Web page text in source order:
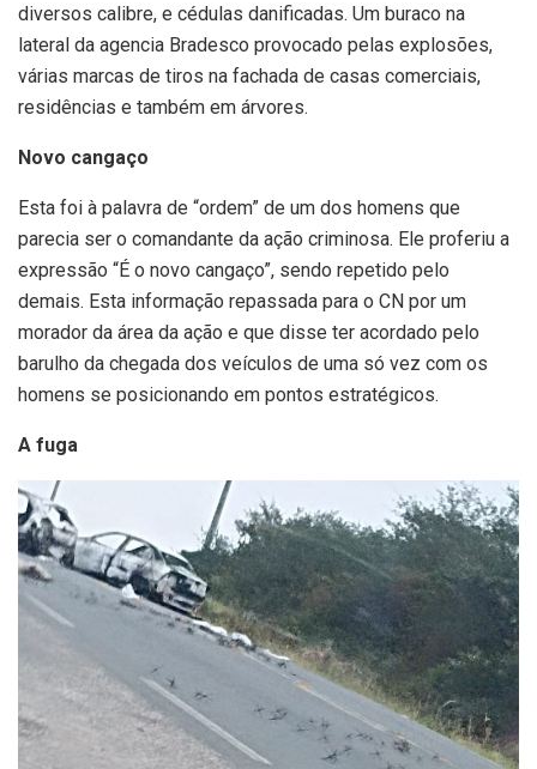
diversos calibre, e cédulas danificadas. Um buraco na
lateral da agencia Bradesco provocado pelas explosões,
várias marcas de tiros na fachada de casas comerciais,
residências e também em árvores.
Novo cangaço
Esta foi à palavra de “ordem” de um dos homens que
parecia ser o comandante da ação criminosa. Ele proferiu a
expressão “É o novo cangaço”, sendo repetido pelo
demais. Esta informação repassada para o CN por um
morador da área da ação e que disse ter acordado pelo
barulho da chegada dos veículos de uma só vez com os
homens se posicionando em pontos estratégicos.
A fuga